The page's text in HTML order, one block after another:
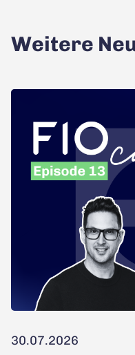
Weitere
30.07.2026